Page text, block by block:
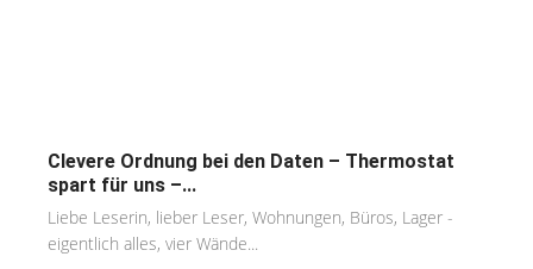
Clevere Ordnung bei den Daten – Thermostat
spart für uns –...
Liebe Leserin, lieber Leser, Wohnungen, Büros, Lager -
eigentlich alles, vier Wände...